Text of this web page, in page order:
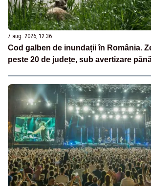
7 aug. 2026, 12:36
Cod galben de inundații în România.
peste 20 de județe, sub avertizare